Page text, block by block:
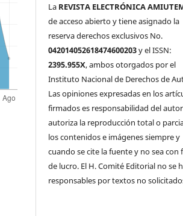
La REVISTA ELECTRÓNICA
de acceso abierto y tiene asignado la
reserva derechos exclusivos No.
042014052618474600203y el ISSN:
2395.955X, ambos otorgados por el
Instituto Nacional de Derechos de
Las opiniones expresadas en los
firmados es responsabilidad del
autoriza la reproducción total o
los contenidos e imágenes siempre y
cuando se cite la fuente y no sea con
de lucro. El H. Comité Editorial no se
responsables por textos no